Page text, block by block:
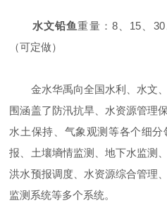
水文铅鱼重量：8、15、30
（可定做）
金水华禹向全国水利、水文、
围涵盖了防汛抗旱、水资源管理
水土保持、气象观测等各个细
报、土壤墒情监测、地下水监测
洪水预报调度、水资源综合管理
监测系统等多个系统。